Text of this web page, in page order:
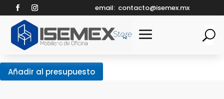
email: contacto@isemex.mx
Añadir al presupuesto